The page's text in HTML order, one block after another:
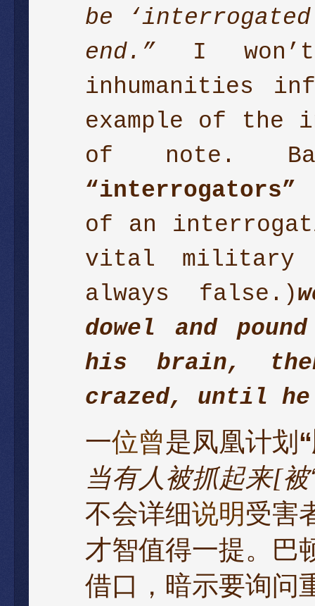
be
end.” I
inhumanities
example of the
of note.
“interrogators”
of an
vital military
always false.)
dowel and
his brain,
crazed, until
一位曾是凤凰计划 “
当有人被抓起来[被‘
不会详细说明受害
才智值得一提。巴
借口 ， 暗示要询问